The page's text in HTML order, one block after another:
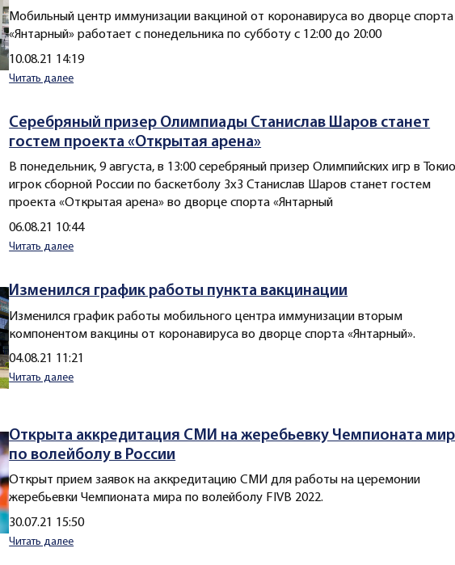
Мобильный центр иммунизации вакциной от коронавируса во дворце спорта
«Янтарный» работает с понедельника по субботу с 12:00 до 20:00
Создано
10.08.21 14:19
Читать далее
Серебряный призер Олимпиады Станислав Шаров станет
гостем проекта «Открытая арена»
В понедельник, 9 августа, в 13:00 серебряный призер Олимпийских игр в
игрок сборной России по баскетболу 3x3 Станислав Шаров станет гостем
проекта «Открытая арена» во дворце спорта «Янтарный
Создано
06.08.21 10:44
Читать далее
Изменился график работы пункта вакцинации
Изменился график работы мобильного центра иммунизации вторым
компонентом вакцины от коронавируса во дворце спорта «Янтарный».
Создано
04.08.21 11:21
Читать далее
Открыта аккредитация СМИ на жеребьевку Чемпионата
по волейболу в России
Открыт прием заявок на аккредитацию СМИ для работы на церемонии
жеребьевки Чемпионата мира по волейболу FIVB 2022.
Создано
30.07.21 15:50
Читать далее